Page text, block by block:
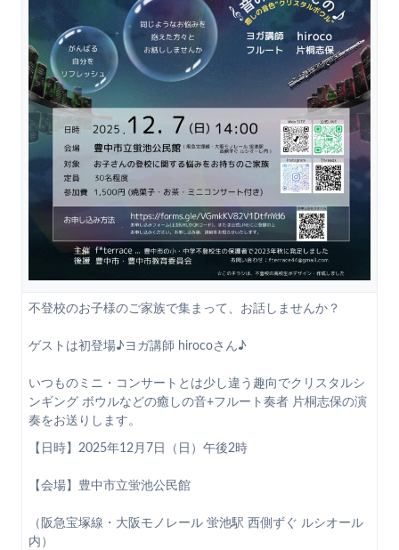
不登校のお子様のご家族で集まって、お話しませんか？
ゲストは初登場♪ヨガ講師 hirocoさん♪
いつものミニ・コンサートとは少し違う趣向でクリスタルシ
ンギング ボウルなどの癒しの音+フルート奏者 片桐志保の演
奏をお送りします。
【日時】2025年12月7日（日）午後2時
【会場】豊中市立蛍池公民館
（阪急宝塚線・大阪モノレール 蛍池駅 西側ずぐ ルシオール
内）